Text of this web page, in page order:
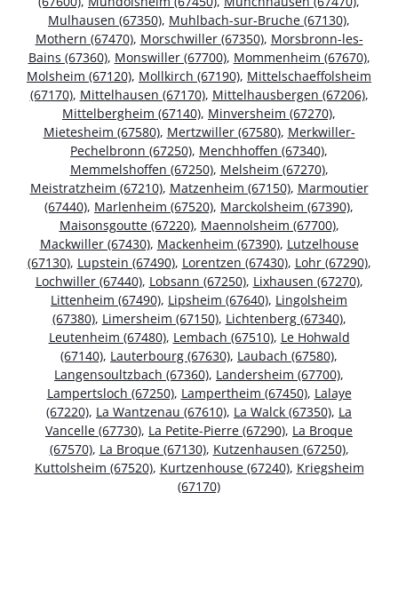
Mulhausen (67350), Muhlbach-sur-Bruche (67130),
Mothern (67470), Morschwiller (67350), Morsbronn-les-
Bains (67360), Monswiller (67700), Mommenheim (67670),
Molsheim (67120), Mollkirch (67190), Mittelschaeffolsheim
(67170), Mittelhausen (67170), Mittelhausbergen (67206),
Mittelbergheim (67140), Minversheim (67270),
Mietesheim (67580), Mertzwiller (67580), Merkwiller-
Pechelbronn (67250), Menchhoffen (67340),
Memmelshoffen (67250), Melsheim (67270),
Meistratzheim (67210), Matzenheim (67150), Marmoutier
(67440), Marlenheim (67520), Marckolsheim (67390),
Maisonsgoutte (67220), Maennolsheim (67700),
Mackwiller (67430), Mackenheim (67390), Lutzelhouse
(67130), Lupstein (67490), Lorentzen (67430), Lohr (67290),
Lochwiller (67440), Lobsann (67250), Lixhausen (67270),
Littenheim (67490), Lipsheim (67640), Lingolsheim
(67380), Limersheim (67150), Lichtenberg (67340),
Leutenheim (67480), Lembach (67510), Le Hohwald
(67140), Lauterbourg (67630), Laubach (67580),
Langensoultzbach (67360), Landersheim (67700),
Lampertsloch (67250), Lampertheim (67450), Lalaye
(67220), La Wantzenau (67610), La Walck (67350), La
Vancelle (67730), La Petite-Pierre (67290), La Broque
(67570), La Broque (67130), Kutzenhausen (67250),
Kuttolsheim (67520), Kurtzenhouse (67240), Kriegsheim
(67170)